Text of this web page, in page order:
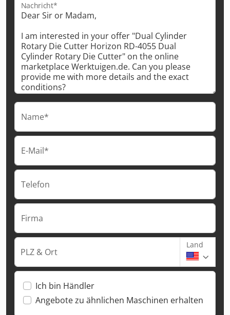
Nachricht*
Name*
E-Mail*
Telefon
Firma
PLZ & Ort
Land
Ich bin Händler
Angebote zu ähnlichen Maschinen erhalten